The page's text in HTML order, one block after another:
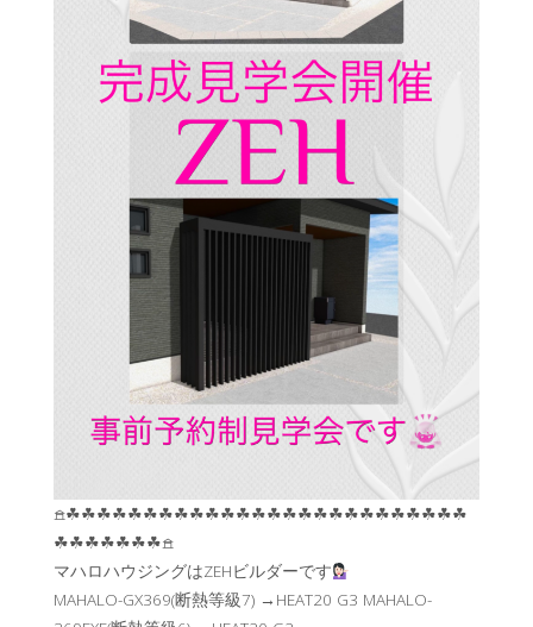
𖠿☘︎☘︎☘︎☘︎☘︎☘︎☘︎☘︎☘︎☘︎☘︎☘︎☘︎☘︎☘︎☘︎☘︎☘︎☘︎☘︎☘︎☘︎☘︎☘︎☘︎☘︎
☘︎☘︎☘︎☘︎☘︎☘︎☘︎𖠿
マハロハウジングはZEHビルダーです
MAHALO-GX369(断熱等級7) →HEAT20 G3 MAHALO-